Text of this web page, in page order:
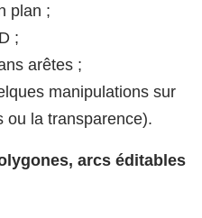
plan ;
;
arêtes ;
manipulations sur
ou la transparence).
arcs éditables